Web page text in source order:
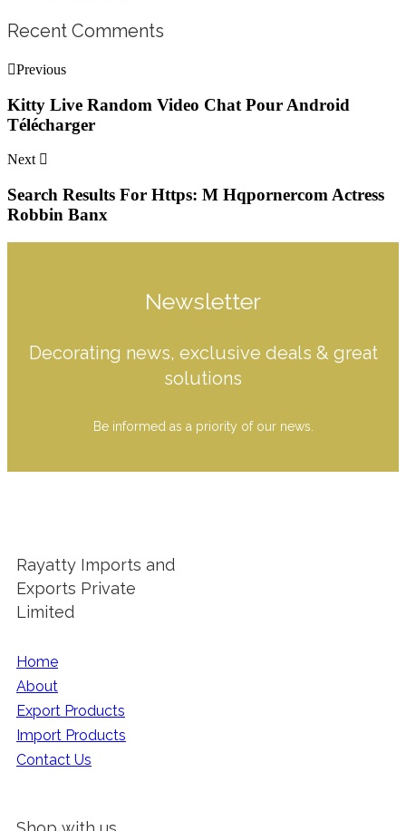
Recent Comments
Previous
Kitty Live Random Video Chat Pour Android
Télécharger
Next
Search Results For Https: M Hqpornercom Actress
Robbin Banx
Newsletter
Decorating news, exclusive deals & great
solutions
Be informed as a priority of our news.
Rayatty Imports and
Exports Private
Limited
Home
About
Export Products
Import Products
Contact Us